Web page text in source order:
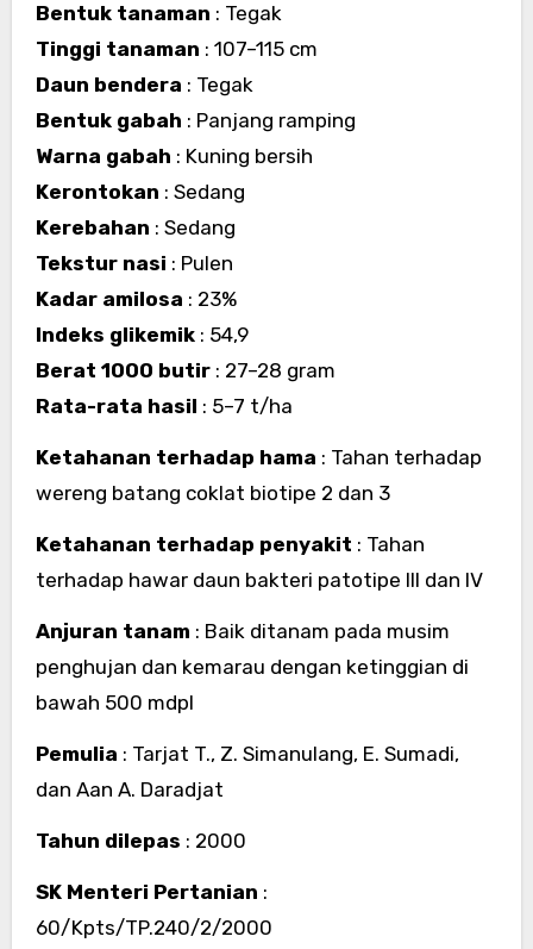
Bentuk tanaman : Tegak
Tinggi tanaman : 107–115 cm
Daun bendera : Tegak
Bentuk gabah : Panjang ramping
Warna gabah : Kuning bersih
Kerontokan : Sedang
Kerebahan : Sedang
Tekstur nasi : Pulen
Kadar amilosa : 23%
Indeks glikemik: 54,9
Berat 1000 butir: 27–28 gram
Rata-rata hasil : 5–7 t/ha
Ketahanan terhadap hama : Tahan terhadap
wereng batang coklat biotipe 2 dan 3
Ketahanan terhadap penyakit : Tahan
terhadap hawar daun bakteri patotipe III dan IV
Anjuran tanam : Baik ditanam pada musim
penghujan dan kemarau dengan ketinggian di
bawah 500 mdpl
Pemulia : Tarjat T., Z. Simanulang, E. Sumadi,
dan Aan A. Daradjat
Tahun dilepas : 2000
SK Menteri Pertanian :
60/Kpts/TP.240/2/2000